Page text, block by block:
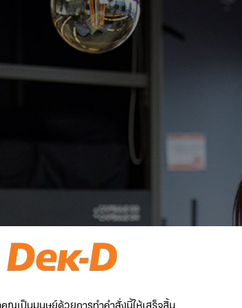
ณเป็นมนุษย์ด้วยการทำคำสั่งนี้ให้เสร็จสิ้น